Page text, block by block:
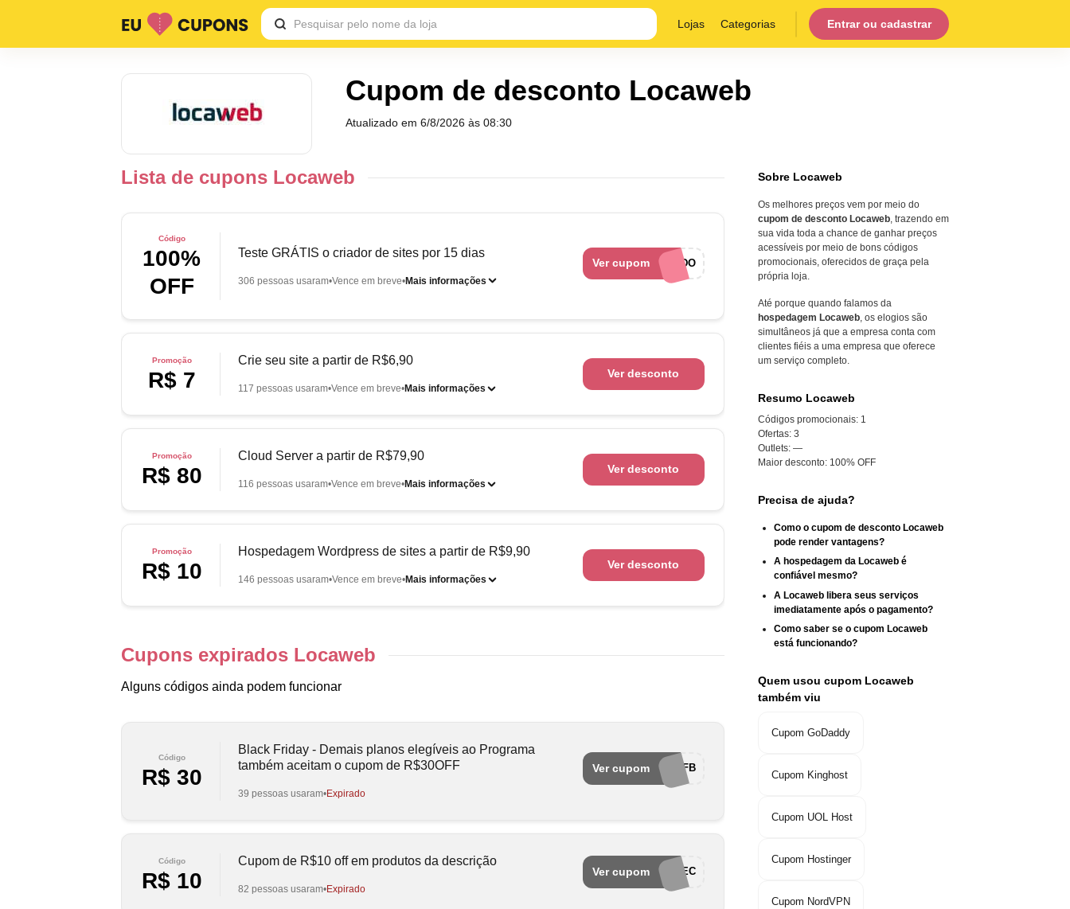
Lojas Categorias Entrar ou cadastrar
Cupom de desconto Locaweb
Atualizado em6/8/2026 às 08:30
Lista de cupons Locaweb
Código
100%
OFF
Teste GRÁTIS o criador de sites por 15 dias
306 pessoas usaram Vence em breve Mais informações
Ver cupom
LINK CUPONADO
Promoção
R$ 7
Crie seu site a partir de R$6,90
117 pessoas usaram Vence em breve Mais informações
Ver desconto
Promoção
R$ 80
Cloud Server a partir de R$79,90
116 pessoas usaram Vence em breve Mais informações
Ver desconto
Promoção
R$ 10
Hospedagem Wordpress de sites a partir de R$9,90
146 pessoas usaram Vence em breve Mais informações
Ver desconto
Cupons expirados Locaweb
Alguns códigos ainda podem funcionar
Código
R$ 30
Black Friday - Demais planos elegíveis ao Programa
também aceitam o cupom de R$30OFF
39 pessoas usaram Expirado
Ver cupomBLACKB87FB
Código
R$ 10
Cupom de R$10 off em produtos da descrição
82 pessoas usaram Expirado
Ver cupomEA10CA2EEC
Sobre Locaweb
Os melhores preços vem por meio do
cupom de desconto Locaweb, trazendo em
sua vida toda a chance de ganhar preços
acessíveis por meio de bons códigos
promocionais, oferecidos de graça pela
própria loja.
Até porque quando falamos da
hospedagem Locaweb, os elogios são
simultâneos já que a empresa conta com
clientes fiéis a uma empresa que oferece
um serviço completo.
Resumo Locaweb
Códigos promocionais: 1
Ofertas: 3
Outlets: —
Maior desconto: 100% OFF
Precisa de ajuda?
Como o cupom de desconto Locaweb
pode render vantagens?
A hospedagem da Locaweb é
confiável mesmo?
A Locaweb libera seus serviços
imediatamente após o pagamento?
Como saber se o cupom Locaweb
está funcionando?
Quem usou cupom Locaweb
também viu
Cupom GoDaddy
Cupom Kinghost
Cupom UOL Host
Cupom Hostinger
Cupom NordVPN